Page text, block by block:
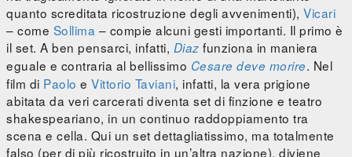
quanto screditata ricostruzione degli avvenimenti), Vicari
– come Sollima – compie alcuni gesti importanti. Il primo è
il set. A ben pensarci, infatti, Diaz funziona in maniera
eguale e contraria al bellissimo Cesare deve morire. Nel
film di Paolo e Vittorio Taviani, infatti, la vera prigione
abitata da veri carcerati diventa set di finzione e teatro
shakespeariano, in un continuo raddoppiamento tra
scena e cella. Qui un set dettagliatissimo, ma totalmente
falso (per di più ricostruito in un’altra nazione), diviene